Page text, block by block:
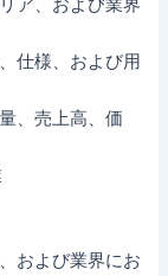
ア、および業界
仕様、および用
、売上高、価
および業界にお